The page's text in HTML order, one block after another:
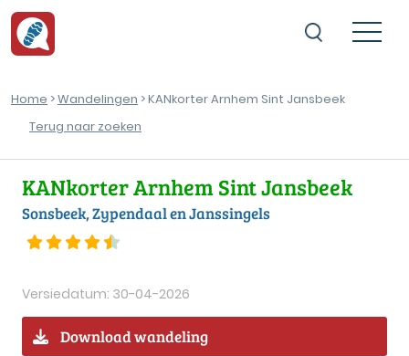
Home >Wandelingen > KANkorter Arnhem Sint Jansbeek
Terug naar zoeken
KANkorter Arnhem Sint Jansbeek
Sonsbeek, Zypendaal en Janssingels
Versiedatum: 30-04-2026
Download wandeling